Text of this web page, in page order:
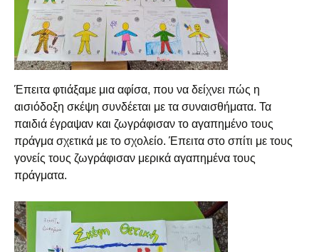
Έπειτα φτιάξαμε μια αφίσα, που να δείχνει πώς η
αισιόδοξη σκέψη συνδέεται με τα συναισθήματα. Τα
παιδιά έγραψαν και ζωγράφισαν το αγαπημένο τους
πράγμα σχετικά με το σχολείο. Έπειτα στο σπίτι με τους
γονείς τους ζωγράφισαν μερικά αγαπημένα τους
πράγματα.